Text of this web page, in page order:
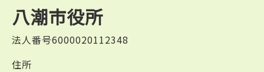
八潮市役所
法人番号6000020112348
住所